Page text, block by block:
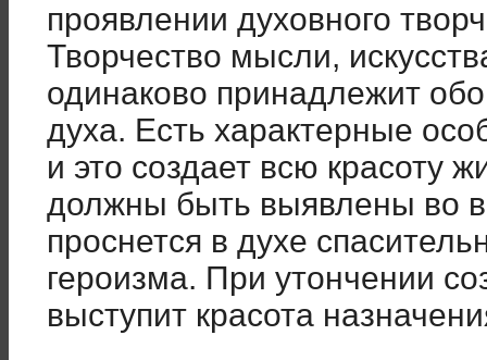
проявлении духовного
Творчество мысли,
одинаково принадлежит
духа. Есть характерные
и это создает всю красоту
должны быть выявлены во
проснется в духе
героизма. При утончении
выступит красота